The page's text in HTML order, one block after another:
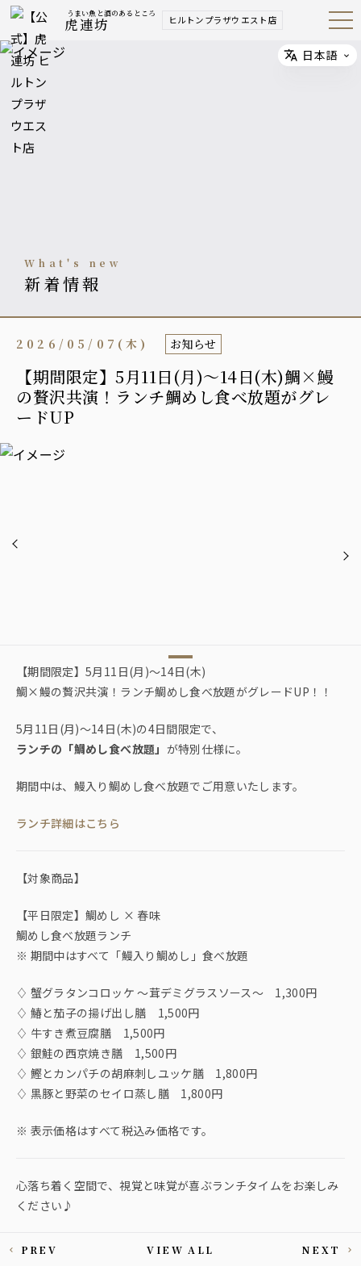
うまい魚と酒のあるところ
虎連坊 ヒルトンプラザウエスト店 Open
Navig
what's new
新着情報
【期間限定】5月11日(月)〜14日(木)鯛×鰻
の贅沢共演！ランチ鯛めし食べ放題がグレ
ードUP
2026/05/07(木) お知らせ
【期間限定】5月11日(月)〜14日(木)
鯛×鰻の贅沢共演！ランチ鯛めし食べ放題がグレードUP！！
5月11日(月)〜14日(木)の4日間限定で、
ランチの「鯛めし食べ放題」 が特別仕様に。
期間中は、鰻入り鯛めし食べ放題でご用意いたします。
ランチ詳細はこちら
【対象商品】
【平日限定】鯛めし × 春味
鯛めし食べ放題ランチ
※ 期間中はすべて「鰻入り鯛めし」食べ放題
♢ 蟹グラタンコロッケ ～茸デミグラスソース～ 1,300円
♢ 鰆と茄子の揚げ出し膳 1,500円
♢ 牛すき煮豆腐膳 1,500円
♢ 銀鮭の西京焼き膳 1,500円
♢ 鰹とカンパチの胡麻刺しユッケ膳 1,800円
♢ 黒豚と野菜のセイロ蒸し膳 1,800円
※ 表示価格はすべて税込み価格です。
心落ち着く空間で、視覚と味覚が喜ぶランチタイムをお楽しみ
ください♪
This article's paging
PREV VIEW ALL NEXT
Select
日本語